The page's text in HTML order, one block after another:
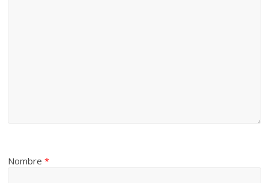
Nombre*